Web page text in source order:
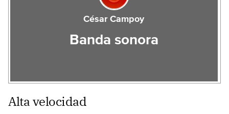
César Campoy
Banda sonora
Alta velocidad